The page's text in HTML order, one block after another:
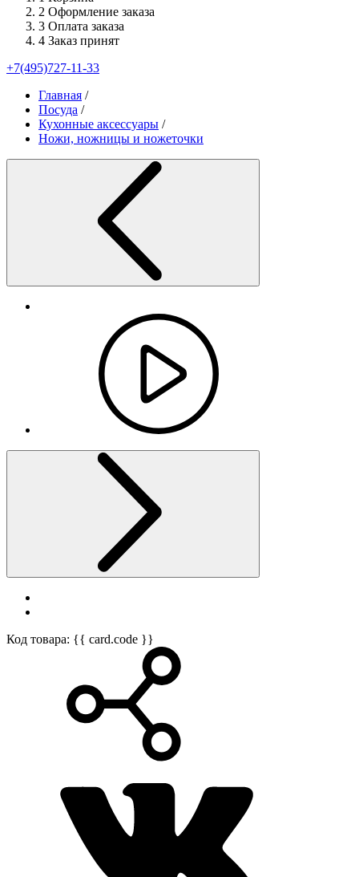
2 Оформление заказа
3 Оплата заказа
4 Заказ принят
+7(495)727-11-33
Главная /
Посуда /
Кухонные аксессуары /
Ножи, ножницы и ножеточки
Код товара: {{ card.code }}